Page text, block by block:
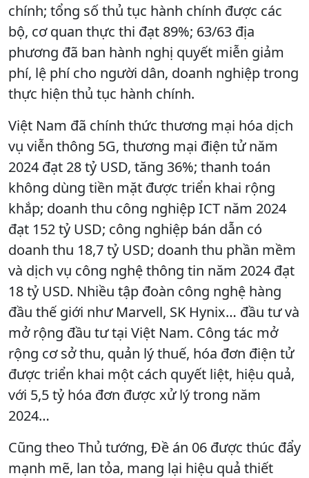
chính; tổng số thủ tục hành chính được các
bộ, cơ quan thực thi đạt 89%; 63/63 địa
phương đã ban hành nghị quyết miễn giảm
phí, lệ phí cho người dân, doanh nghiệp trong
thực hiện thủ tục hành chính.
Việt Nam đã chính thức thương mại hóa dịch
vụ viễn thông 5G, thương mại điện tử năm
2024 đạt 28 tỷ USD, tăng 36%; thanh toán
không dùng tiền mặt được triển khai rộng
khắp; doanh thu công nghiệp ICT năm 2024
đạt 152 tỷ USD; công nghiệp bán dẫn có
doanh thu 18,7 tỷ USD; doanh thu phần mềm
và dịch vụ công nghệ thông tin năm 2024 đạt
18 tỷ USD. Nhiều tập đoàn công nghệ hàng
đầu thế giới như Marvell, SK Hynix… đầu tư và
mở rộng đầu tư tại Việt Nam. Công tác mở
rộng cơ sở thu, quản lý thuế, hóa đơn điện tử
được triển khai một cách quyết liệt, hiệu quả,
với 5,5 tỷ hóa đơn được xử lý trong năm
2024…
Cũng theo Thủ tướng, Đề án 06 được thúc đẩy
mạnh mẽ, lan tỏa, mang lại hiệu quả thiết